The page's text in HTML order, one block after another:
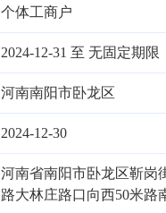
个体工商户
2024-12-31 至 无固定期限
河南南阳市卧龙区
2024-12-30
河南省南阳市卧龙区靳岗
路大林庄路口向西50米路